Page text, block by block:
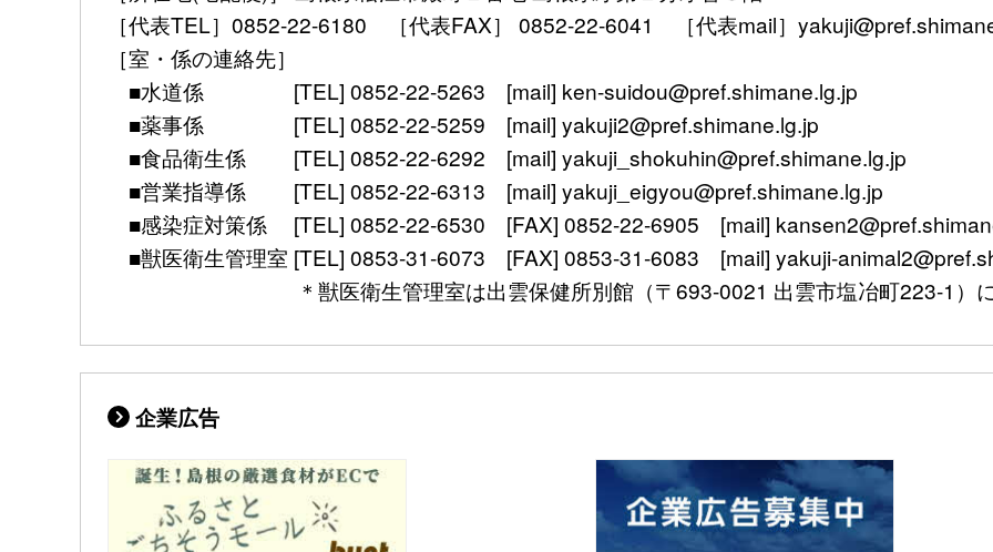
［代表TEL］0852-22-6180 ［代表FAX］ 0852-22-6041 ［代表mail］
［室・係の連絡先］
■水道係 [TEL] 0852-22-5263 [mail] ken-suidou@pref.shimane.lg.jp
■薬事係 [TEL] 0852-22-5259 [mail] yakuji2@pref.shimane.lg.jp
■食品衛生係 [TEL] 0852-22-6292 [mail] yakuji_shokuhin@pref.shimane.lg.jp
■営業指導係 [TEL] 0852-22-6313 [mail] yakuji_eigyou@pref.shimane.lg.jp
■感染症対策係 [TEL] 0852-22-6530 [FAX] 0852-22-6905 [mail]
■獣医衛生管理室 [TEL] 0853-31-6073 [FAX] 0853-31-6083 [mail] yakuji-
＊獣医衛生管理室は出雲保健所別館（〒693-0021 出雲市塩冶町223-1）に
企業広告